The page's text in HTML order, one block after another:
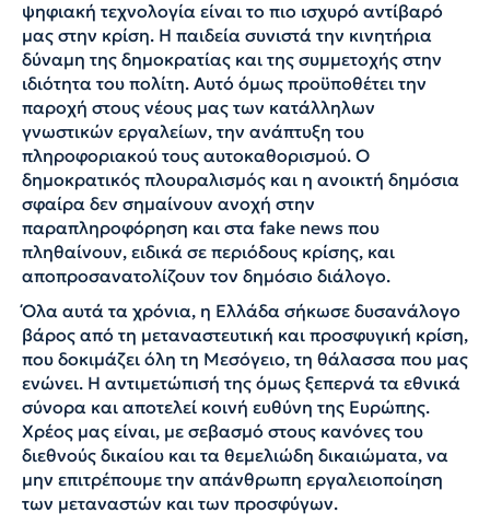
ψηφιακή τεχνολογία είναι το πιο ισχυρό αντίβαρό
μας στην κρίση. Η παιδεία συνιστά την κινητήρια
δύναμη της δημοκρατίας και της συμμετοχής στην
ιδιότητα του πολίτη. Αυτό όμως προϋποθέτει την
παροχή στους νέους μας των κατάλληλων
γνωστικών εργαλείων, την ανάπτυξη του
πληροφοριακού τους αυτοκαθορισμού. Ο
δημοκρατικός πλουραλισμός και η ανοικτή δημόσια
σφαίρα δεν σημαίνουν ανοχή στην
παραπληροφόρηση και στα fake news που
πληθαίνουν, ειδικά σε περιόδους κρίσης, και
αποπροσανατολίζουν τον δημόσιο διάλογο.
Όλα αυτά τα χρόνια, η Ελλάδα σήκωσε δυσανάλογο
βάρος από τη μεταναστευτική και προσφυγική κρίση,
που δοκιμάζει όλη τη Μεσόγειο, τη θάλασσα που μας
ενώνει. Η αντιμετώπισή της όμως ξεπερνά τα εθνικά
σύνορα και αποτελεί κοινή ευθύνη της Ευρώπης.
Χρέος μας είναι, με σεβασμό στους κανόνες του
διεθνούς δικαίου και τα θεμελιώδη δικαιώματα, να
μην επιτρέπουμε την απάνθρωπη εργαλειοποίηση
των μεταναστών και των προσφύγων.